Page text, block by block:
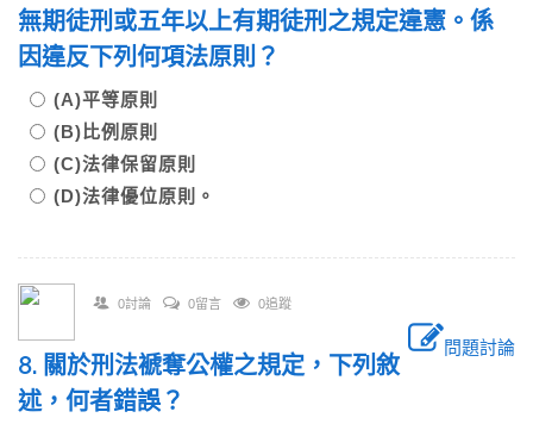
無期徒刑或五年以上有期徒刑之規定違憲。係
因違反下列何項法原則？
(A)平等原則
(B)比例原則
(C)法律保留原則
(D)法律優位原則。
0討論 0留言 0追蹤
問題討論
8. 關於刑法褫奪公權之規定，下列敘
述，何者錯誤？